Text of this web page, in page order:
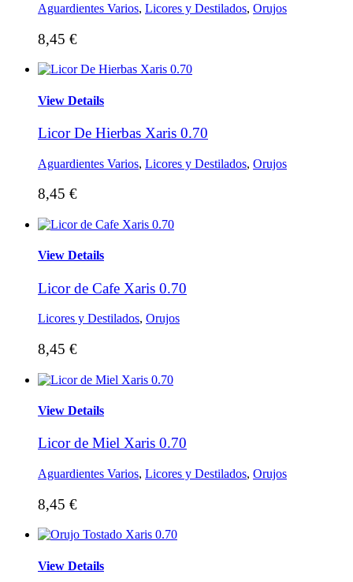
Aguardientes Varios, Licores y Destilados, Orujos
8,45 €
View Details
Licor De Hierbas Xaris 0.70
Aguardientes Varios, Licores y Destilados, Orujos
8,45 €
View Details
Licor de Cafe Xaris 0.70
Licores y Destilados, Orujos
8,45 €
View Details
Licor de Miel Xaris 0.70
Aguardientes Varios, Licores y Destilados, Orujos
8,45 €
View Details